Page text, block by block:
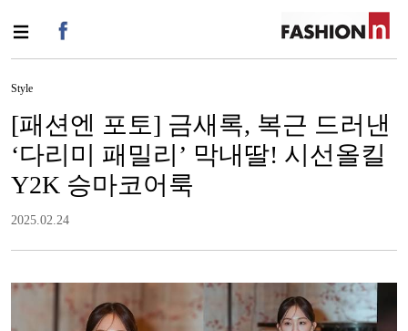
Style
[패션엔 포토] 금새록, 복근 드러낸
‘다리미 패밀리’ 막내딸! 시선올킬
Y2K 승마코어룩
2025.02.24